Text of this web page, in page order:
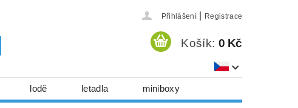
Přihlášení Registrace
Košík: 0 Kč
lodě letadla miniboxy